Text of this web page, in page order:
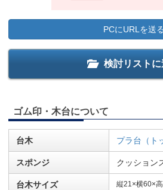
PCにURLを送る
検討リストに
ゴム印・木台について
台木 プラ台（ト
スポンジ クッション
台木サイズ 縦21×横60×